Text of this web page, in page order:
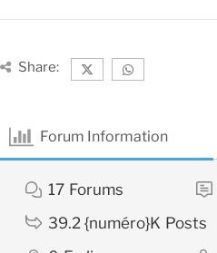
Share:
Forum Information
17 Forums
39.2 {numéro}K Posts